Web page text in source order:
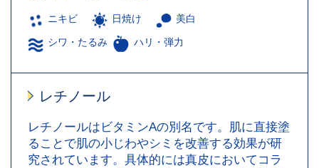
ニキビ 日焼け 美白
シワ・たるみ ハリ・弾力
レチノール
レチノールはビタミンAの別名です。肌に直接塗
ることで肌の小じわやシミを改善する効果が研
究されています。具体的には真皮においてコラ